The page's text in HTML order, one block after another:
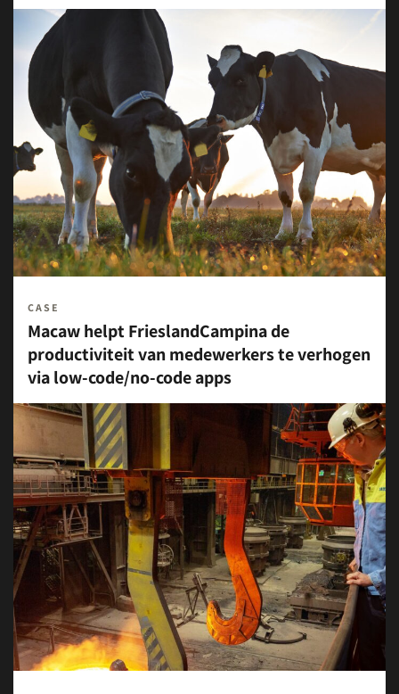
CASE
Macaw helpt FrieslandCampina de
productiviteit van medewerkers te verhogen
via low-code/no-code apps